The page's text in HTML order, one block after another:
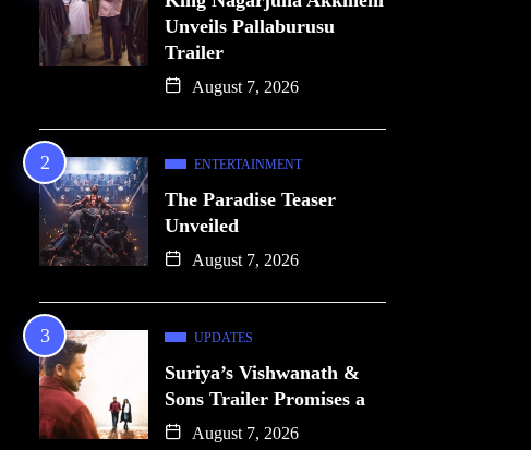
Unveils Pallaburusu
Trailer
August 7, 2026
ENTERTAINMENT
The Paradise Teaser
Unveiled
August 7, 2026
UPDATES
Suriya’s Vishwanath &
Sons Trailer Promises a
August 7, 2026